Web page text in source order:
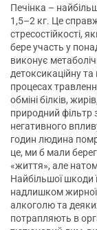
Печінка –
1,5–2 кг. Це
стресостійкості,
бере участь у
виконує
детоксикаційну та
процесах
обміні білків,
природний фільтр
негативного
годин людина
це, ми б мали
«життя», але
Найбільшої шкоди
надлишком жирної
алкоголю та
потрапляють в